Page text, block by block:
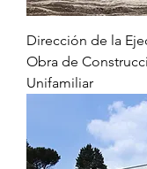
Dirección de la
Obra de
Unifamiliar